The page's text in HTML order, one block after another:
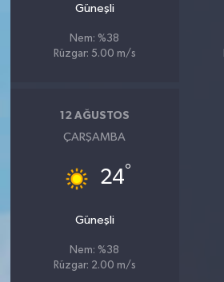
Güneşli
Nem: %38
Rüzgar: 5.00 m/s
12 AĞUSTOS
ÇARŞAMBA
24°
Güneşli
Nem: %38
Rüzgar: 2.00 m/s